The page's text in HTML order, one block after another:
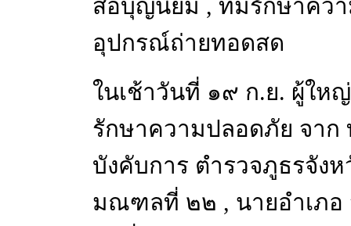
สื่อบุญนิยม , ทีมรักษาคว
อุปกรณ์ถ่ายทอดสด
ในเช้าวันที่ ๑๙ ก.ย. ผู้ให
รักษาความปลอดภัย จาก
บังคับการ ตำรวจภูธรจัง
มณฑลที่ ๒๒ , นายอำเภอ